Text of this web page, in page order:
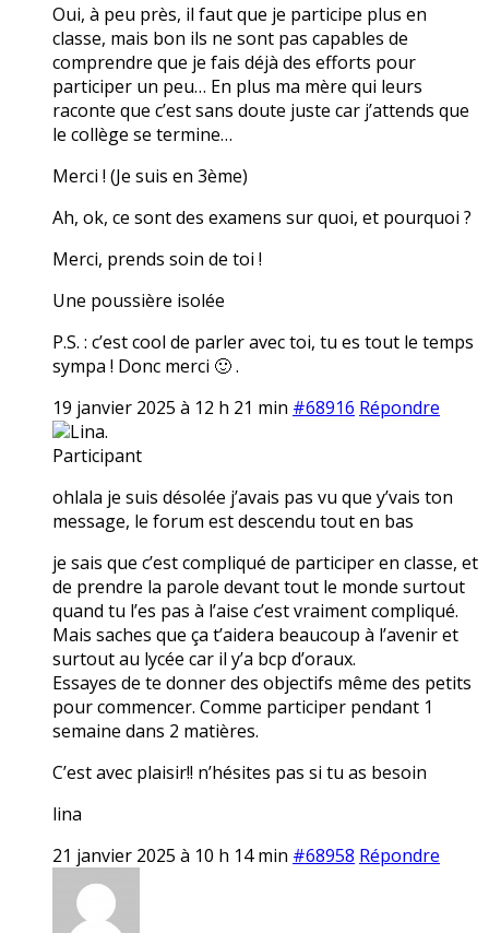
Oui, à peu près, il faut que je participe plus en
classe, mais bon ils ne sont pas capables de
comprendre que je fais déjà des efforts pour
participer un peu… En plus ma mère qui leurs
raconte que c’est sans doute juste car j’attends que
le collège se termine…
Merci ! (Je suis en 3ème)
Ah, ok, ce sont des examens sur quoi, et pourquoi ?
Merci, prends soin de toi !
Une poussière isolée
P.S. : c’est cool de parler avec toi, tu es tout le temps
sympa ! Donc merci 🙂 .
19 janvier 2025 à 12 h 21 min #68916 Répondre
Lina.
Participant
ohlala je suis désolée j’avais pas vu que y’vais ton
message, le forum est descendu tout en bas
je sais que c’est compliqué de participer en classe, et
de prendre la parole devant tout le monde surtout
quand tu l’es pas à l’aise c’est vraiment compliqué.
Mais saches que ça t’aidera beaucoup à l’avenir et
surtout au lycée car il y’a bcp d’oraux.
Essayes de te donner des objectifs même des petits
pour commencer. Comme participer pendant 1
semaine dans 2 matières.
C’est avec plaisir!! n’hésites pas si tu as besoin
lina
21 janvier 2025 à 10 h 14 min #68958 Répondre